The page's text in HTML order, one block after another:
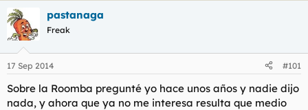
c
i
a
d
o
d
e
h
e
i
c
pastanaga
Freak
17 Sep 2014 #101
Sobre la Roomba pregunté yo hace unos años y nadie dijo
nada, y ahora que ya no me interesa resulta que medio